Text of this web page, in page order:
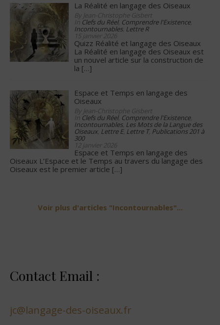
La Réalité en langage des Oiseaux
By Jean-Christophe Gisbert
In Clefs du Réel, Comprendre l'Existence,
Incontournables, Lettre R
15 janvier 2026
Quizz Réalité et langage des Oiseaux
La Réalité en langage des Oiseaux est
un nouvel article sur la construction de
la […]
Espace et Temps en langage des
Oiseaux
By Jean-Christophe Gisbert
In Clefs du Réel, Comprendre l'Existence,
Incontournables, Les Mots de la Langue des
Oiseaux, Lettre E, Lettre T, Publications 201 à
300
12 janvier 2026
Espace et Temps en langage des
Oiseaux L’Espace et le Temps au travers du langage des
Oiseaux est le premier article […]
Voir plus d'articles "Incontournables"...
Contact Email :
jc@langage-des-oiseaux.fr